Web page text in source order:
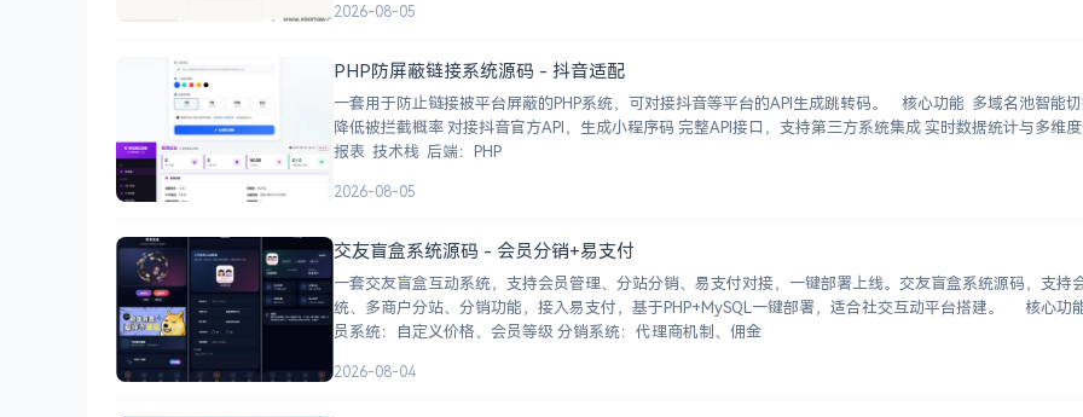
2026-08-05
PHP防屏蔽链接系统源码 - 抖音适配
一套用于防止链接被平台屏蔽的PHP系统，可对接抖音等平台的API生成跳转码。 核心功能 多域名池智能切换，
降低被拦截概率 对接抖音官方API，生成小程序码 完整API接口，支持第三方系统集成 实时数据统计与多维度分析
报表 技术栈 后端：PHP
2026-08-05
交友盲盒系统源码 - 会员分销+易支付
一套交友盲盒互动系统，支持会员管理、分站分销、易支付对接，一键部署上线。交友盲盒系统源码，支持
统、多商户分站、分销功能，接入易支付，基于PHP+MySQL一键部署，适合社交互动平台搭建。 核心功能
员系统：自定义价格、会员等级 分销系统：代理商机制、佣金
2026-08-04